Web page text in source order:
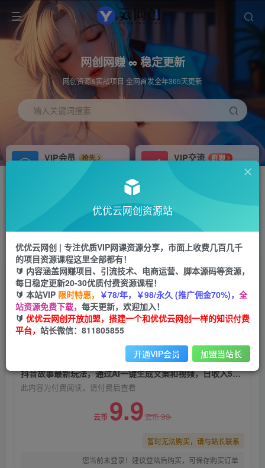
网创网赚 ∞ 稳定更新
网创资源&实战项目 全网首发全年365天更新
输入关键词搜索
VIP会员
抢先
免费下载全站资源
VIP交流
群聊
研究探讨更多创业项目路子。
站长V：hu91275
推荐
首页 福源网 正文
抖音故事最新玩法，通过AI一键生成文案和视频，
日收入500 一部手机即可完成
优优云网创
2年前发布
关注 私信
抖音故事最新玩法，通过AI一键生成文案和视频，日收入500 一部手机即可完成
此内容为付费阅读，请付费后查看
云币 9.9云币99
暂时无法购买，请与站长联系
您当前未登录！建议登陆后购买，可保存购买订单
优优云网创资源站
优优云网创 | 专注优质VIP网课资源分享，市面上收费几百几千
的项目资源课程这里全部都有！
🔰 内容涵盖网赚项目、引流技术、电商运营、脚本源码等资源，
每日稳定更新20-30优质付费资源课程！
🔰 本站VIP 限时特惠， ￥78/年，￥98/永久 (推广佣金70%)， 全
站资源免费下载， 每天更新，欢迎加入！
🔰 优优云网创开放加盟，搭建一个和优优云网创一样的知识付费
平台， 站长微信：811805855
开通VIP会员 加盟当站长